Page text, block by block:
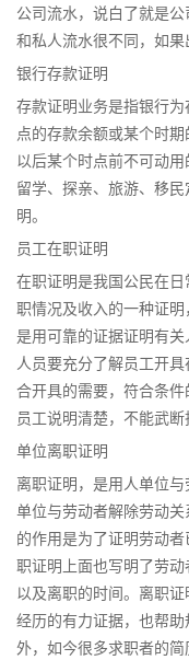
公司流水，说白了就是
和私人流水很不同，如果
银行存款证明
存款证明业务是指银行
点的存款余额或某个时
以后某个时点前不可动
留学、探亲、旅游、移
明。
员工在职证明
在职证明是我国公民在
职情况及收入的一种证
是用可靠的证据证明有
人员要充分了解员工开
合开具的需要，符合条
员工说明清楚，不能武断
单位离职证明
离职证明，是用人单位
单位与劳动者解除劳动
的作用是为了证明劳动
职证明上面也写明了劳
以及离职的时间。离职
经历的有力证据，也帮
外，如今很多求职者的